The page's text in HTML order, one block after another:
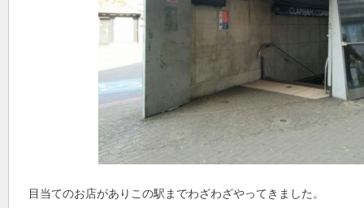
目当てのお店がありこの駅までわざわざやってきました。